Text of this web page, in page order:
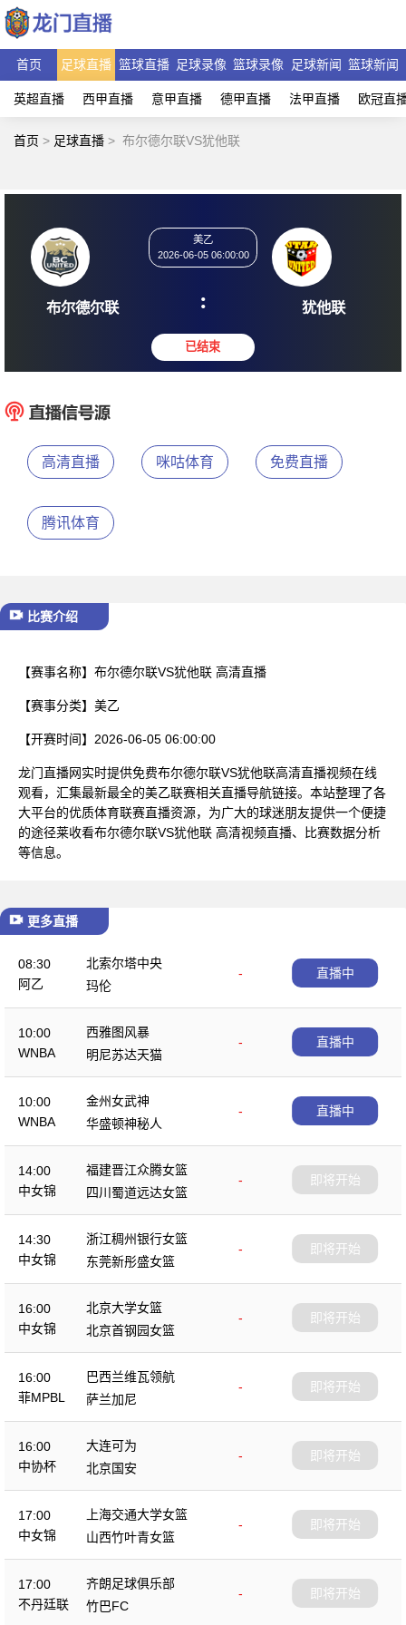
首页 足球直播 篮球直播 足球录像 篮球录像 足球新闻 篮球新闻
英超直播 西甲直播 意甲直播 德甲直播 法甲直播 欧冠直
首页 > 足球直播 > 布尔德尔联VS犹他联
布尔德尔联
2026-06-05 06:00:00
: 犹
高清直播 咪咕体育 免费直播
腾讯体育
比赛介绍
【赛事名称】 布尔德尔联VS犹他联 高清直播
【赛事分类】 美乙
【开赛时间】 2026-06-05 06:00:00
龙门直播网实时提供免费布尔德尔联VS犹他联高清直播视频在线
观看，汇集最新最全的美乙联赛相关直播导航链接。本站整理了各
大平台的优质体育联赛直播资源，为广大的球迷朋友提供一个便捷
的途径莱收看布尔德尔联VS犹他联 高清视频直播、比赛数据分析
等信息。
更多直播
08:30
阿乙
北索尔塔中央
-
玛伦
直播中
10:00
WNBA
西雅图风暴
-
明尼苏达天猫
直播中
10:00
WNBA
金州女武神
-
华盛顿神秘人
直播中
14:00
中女锦
福建晋江众腾女篮
-
四川蜀道远达女篮
即将开始
14:30
中女锦
浙江稠州银行女篮
-
东莞新彤盛女篮
即将开始
16:00
中女锦
北京大学女篮
-
北京首钢园女篮
即将开始
16:00
菲MPBL
巴西兰维瓦领航
-
萨兰加尼
即将开始
16:00
中协杯
大连可为
-
北京国安
即将开始
17:00
中女锦
上海交通大学女篮
-
山西竹叶青女篮
即将开始
17:00
不丹廷联
齐朗足球俱乐部
-
竹巴FC
即将开始